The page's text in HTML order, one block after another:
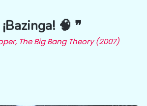
🧠 ❞
The Big Bang Theory (2007)